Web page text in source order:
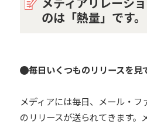
メディアリレーシ
のは「熱量」です。
毎日いくつものリリースを見
メディアには毎日、メール・フ
のリリースが送られてきます。